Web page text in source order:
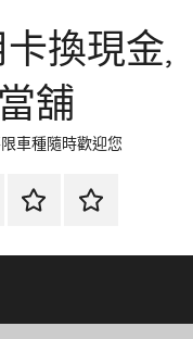
換現金,
舖
車種隨時歡迎您
環
清
聯
徵